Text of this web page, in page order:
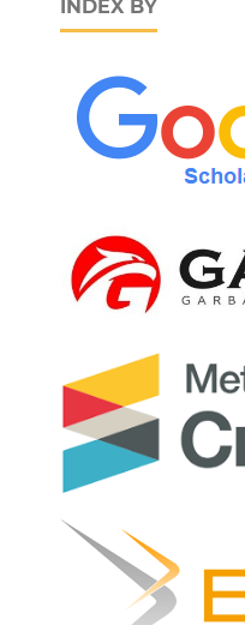
INDEX BY